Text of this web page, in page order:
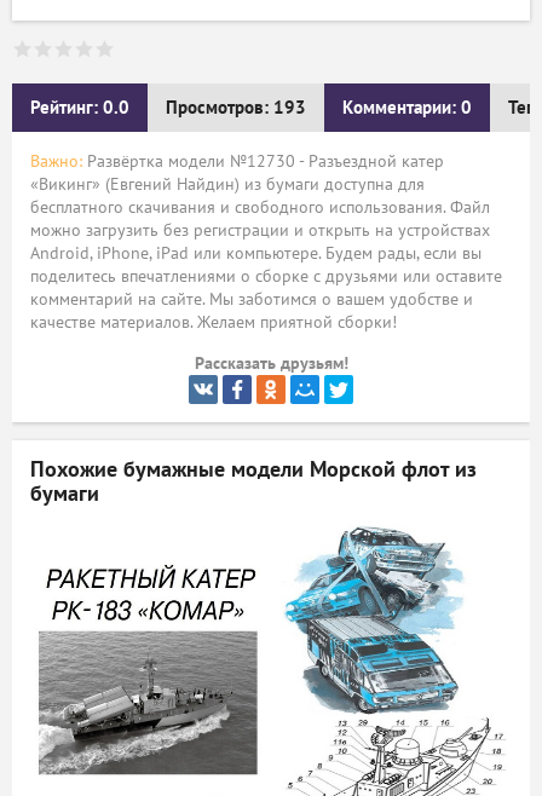
Рейтинг: 0.0 Просмотров: 193 Комментарии: 0
Важно: Развёртка модели №12730 - Разъездной катер
«Викинг» (Евгений Найдин) из бумаги доступна для
бесплатного скачивания и свободного использования. Файл
можно загрузить без регистрации и открыть на устройствах
Android, iPhone, iPad или компьютере. Будем рады, если вы
поделитесь впечатлениями о сборке с друзьями или оставите
комментарий на сайте. Мы заботимся о вашем удобстве и
качестве материалов. Желаем приятной сборки!
Рассказать друзьям!
Похожие бумажные модели Морской флот из
бумаги